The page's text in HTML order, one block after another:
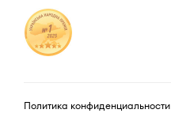
Политика конфиденциальности